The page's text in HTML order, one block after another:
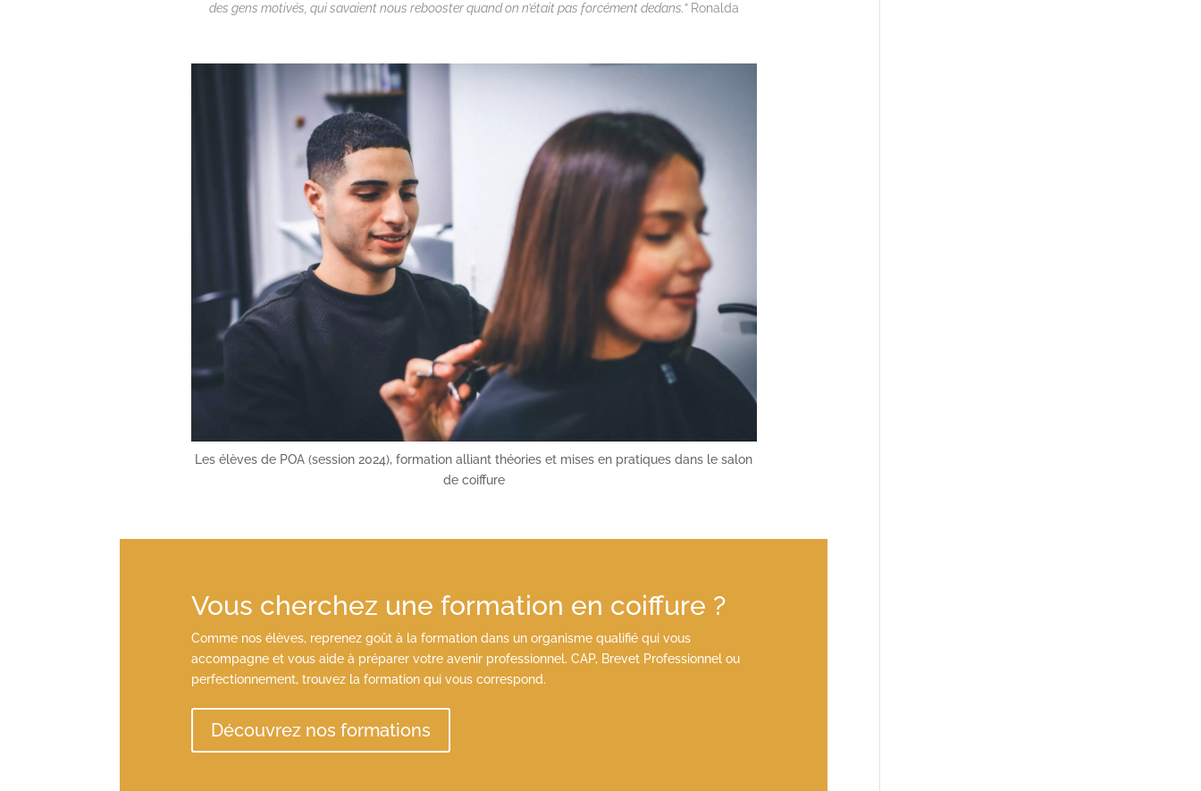
des gens motivés, qui savaient nous rebooster quand on n’était pas forcément dedans.”Ronalda
Les élèves de POA (session 2024), formation alliant théories et mises en pratiques dans le salon
de coiffure
Vous cherchez une formation en coiffure ?
Comme nos élèves, reprenez goût à la formation dans un organisme qualifié qui vous
accompagne et vous aide à préparer votre avenir professionnel. CAP, Brevet Professionnel ou
perfectionnement, trouvez la formation qui vous correspond.
Découvrez nos formations